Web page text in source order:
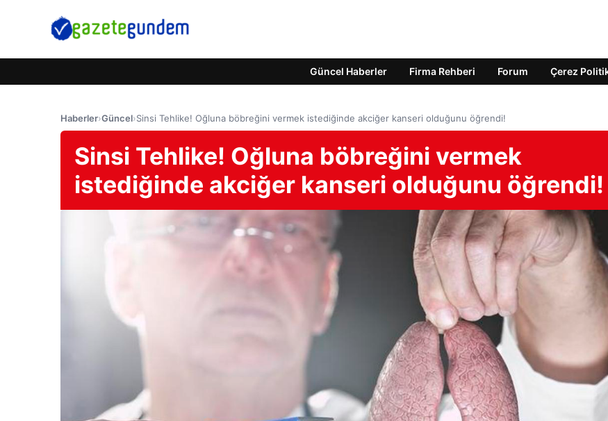
Güncel Haberler Firma Rehberi Forum Çerez
Haberler›Güncel›Sinsi Tehlike! Oğluna böbreğini vermek istediğinde akciğer kanseri olduğunu öğrendi!
Sinsi Tehlike! Oğluna böbreğini vermek
istediğinde akciğer kanseri olduğunu öğrendi!